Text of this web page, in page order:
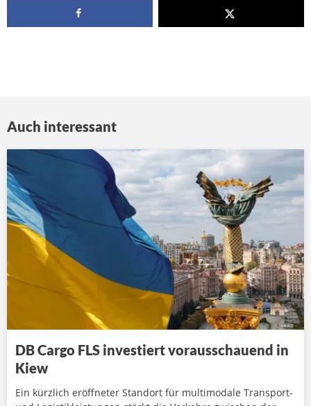
Auch interessant
DB Cargo FLS investiert vorausschauend in
Kiew
Ein kürzlich eröffneter Standort für multimodale Transport-